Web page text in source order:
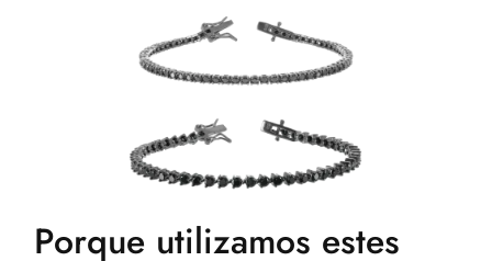
Porque utilizamos estes